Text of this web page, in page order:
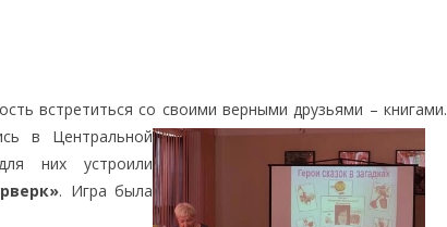
встретиться со своими верными друзьями – книгами.
в Центральной
них устроили
. Игра была